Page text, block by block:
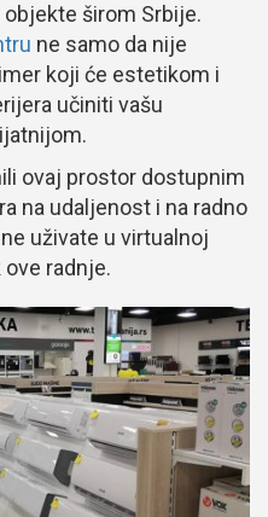
širom Srbije.
ne samo da nije
koji će estetikom i
učiniti vašu
ovaj prostor dostupnim
na udaljenost i na radno
uživate u virtualnoj
radnje.